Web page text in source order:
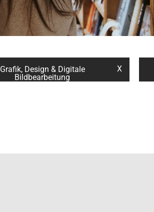
Grafik, Design & Digitale
Bildbearbeitung
X